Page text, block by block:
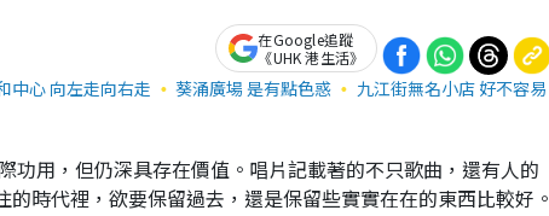
在Google追蹤
《UHK 港生活》
中心 向左走向右走 葵涌廣場 是有點色惑
九江街無名小店 好不容易
用，但仍深具存在價值。唱片記載著的不只歌曲，還有人的
時代裡，欲要保留過去，還是保留些實實在在的東西比較好。